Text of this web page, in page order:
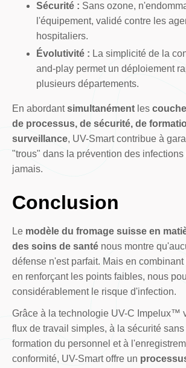
Sécurité : Sans ozone,
l'équipement, validé contre les
hospitaliers.
Évolutivité : La simplicité de la
and-play permet un déploiement
plusieurs départements.
En abordantsimultanémentles
de processus, de sécurité, de
surveillance, UV-Smart contribue à
"trous" dans la prévention des
jamais.
Conclusion
Le modèle du fromage suisse en
des soins de santénous montre
défense n'est parfait. Mais en
en renforçant les points faibles, nous
considérablement le risque d'infection.
Grâce à la technologie UV-C Impelux™
flux de travail simples, à la sécurité
formation du personnel et à
conformité, UV-Smart offre un